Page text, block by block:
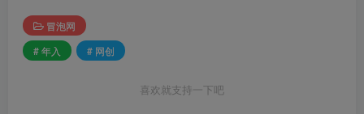
冒泡网
# 年入
# 网创
喜欢就支持一下吧